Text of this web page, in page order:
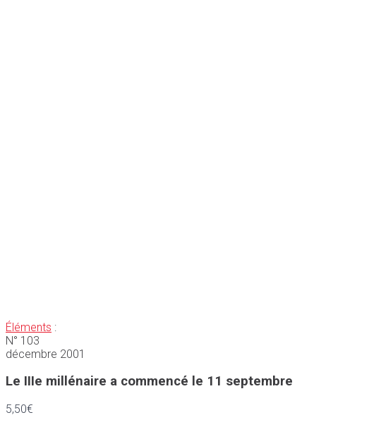
Éléments :
N° 103
décembre 2001
Le IIIe millénaire a commencé le 11 septembre
5,50€